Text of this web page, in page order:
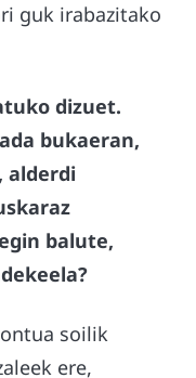
guk irabazitako
dizuet.
bukaeran,
alderdi
balute,
soilik
ere,